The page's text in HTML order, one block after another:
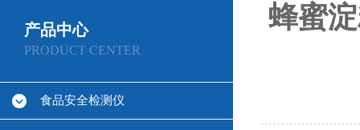
产品中心
PRODUCT CENTER
食品安全检测仪
蜂蜜